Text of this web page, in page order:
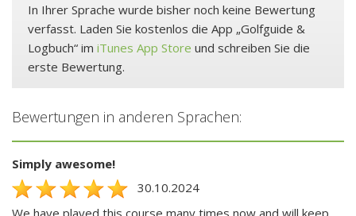
In Ihrer Sprache wurde bisher noch keine Bewertung
verfasst. Laden Sie kostenlos die App „Golfguide &
Logbuch“ im iTunes App Store und schreiben Sie die
erste Bewertung.
Bewertungen in anderen Sprachen:
Simply awesome!
30.10.2024